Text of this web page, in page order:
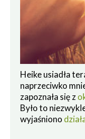
Heike usiadła
naprzeciwko
zapoznała się z
Było to
wyjaśniono